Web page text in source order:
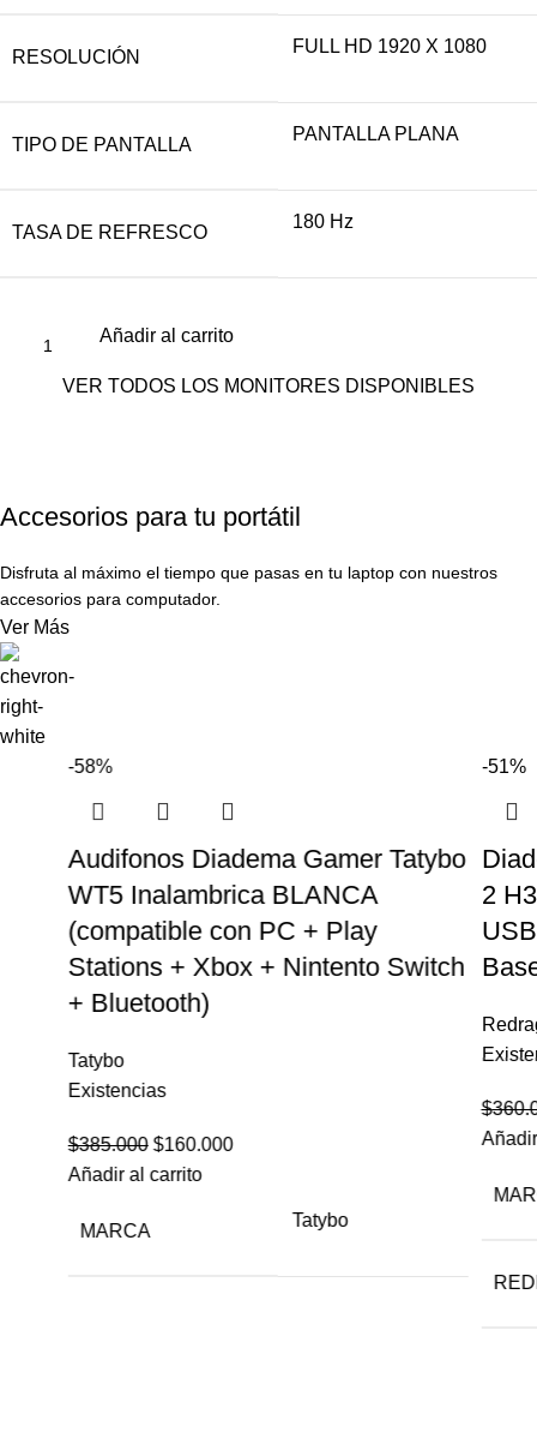
RESOLUCIÓN
FULL HD 1920 X 1080
TIPO DE PANTALLA
PANTALLA PLANA
TASA DE REFRESCO
180 Hz
Añadir al carrito
VER TODOS LOS MONITORES DISPONIBLES
Accesorios para tu portátil
Disfruta al máximo el tiempo que pasas en tu laptop con nuestros
accesorios para computador.
Ver Más
-58%
Audifonos Diadema Gamer Tatybo
WT5 Inalambrica BLANCA
(compatible con PC + Play
Stations + Xbox + Nintento Switch
+ Bluetooth)
Tatybo
Existencias
$385.000 $160.000
Añadir al carrito
MARCA
Tatybo
-51%
2
$